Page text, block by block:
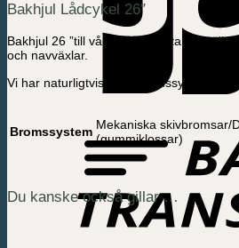
Bakhjul Lådcykel 26″
Bakhjul 26 ”till vår Lådcykel utan el säljs
och navväxlar.
Vi har naturligtvis flera bromssystem
Bromssystem Mekaniska skivbromsar/
(gummiklossar)
Du kanske också gillar …